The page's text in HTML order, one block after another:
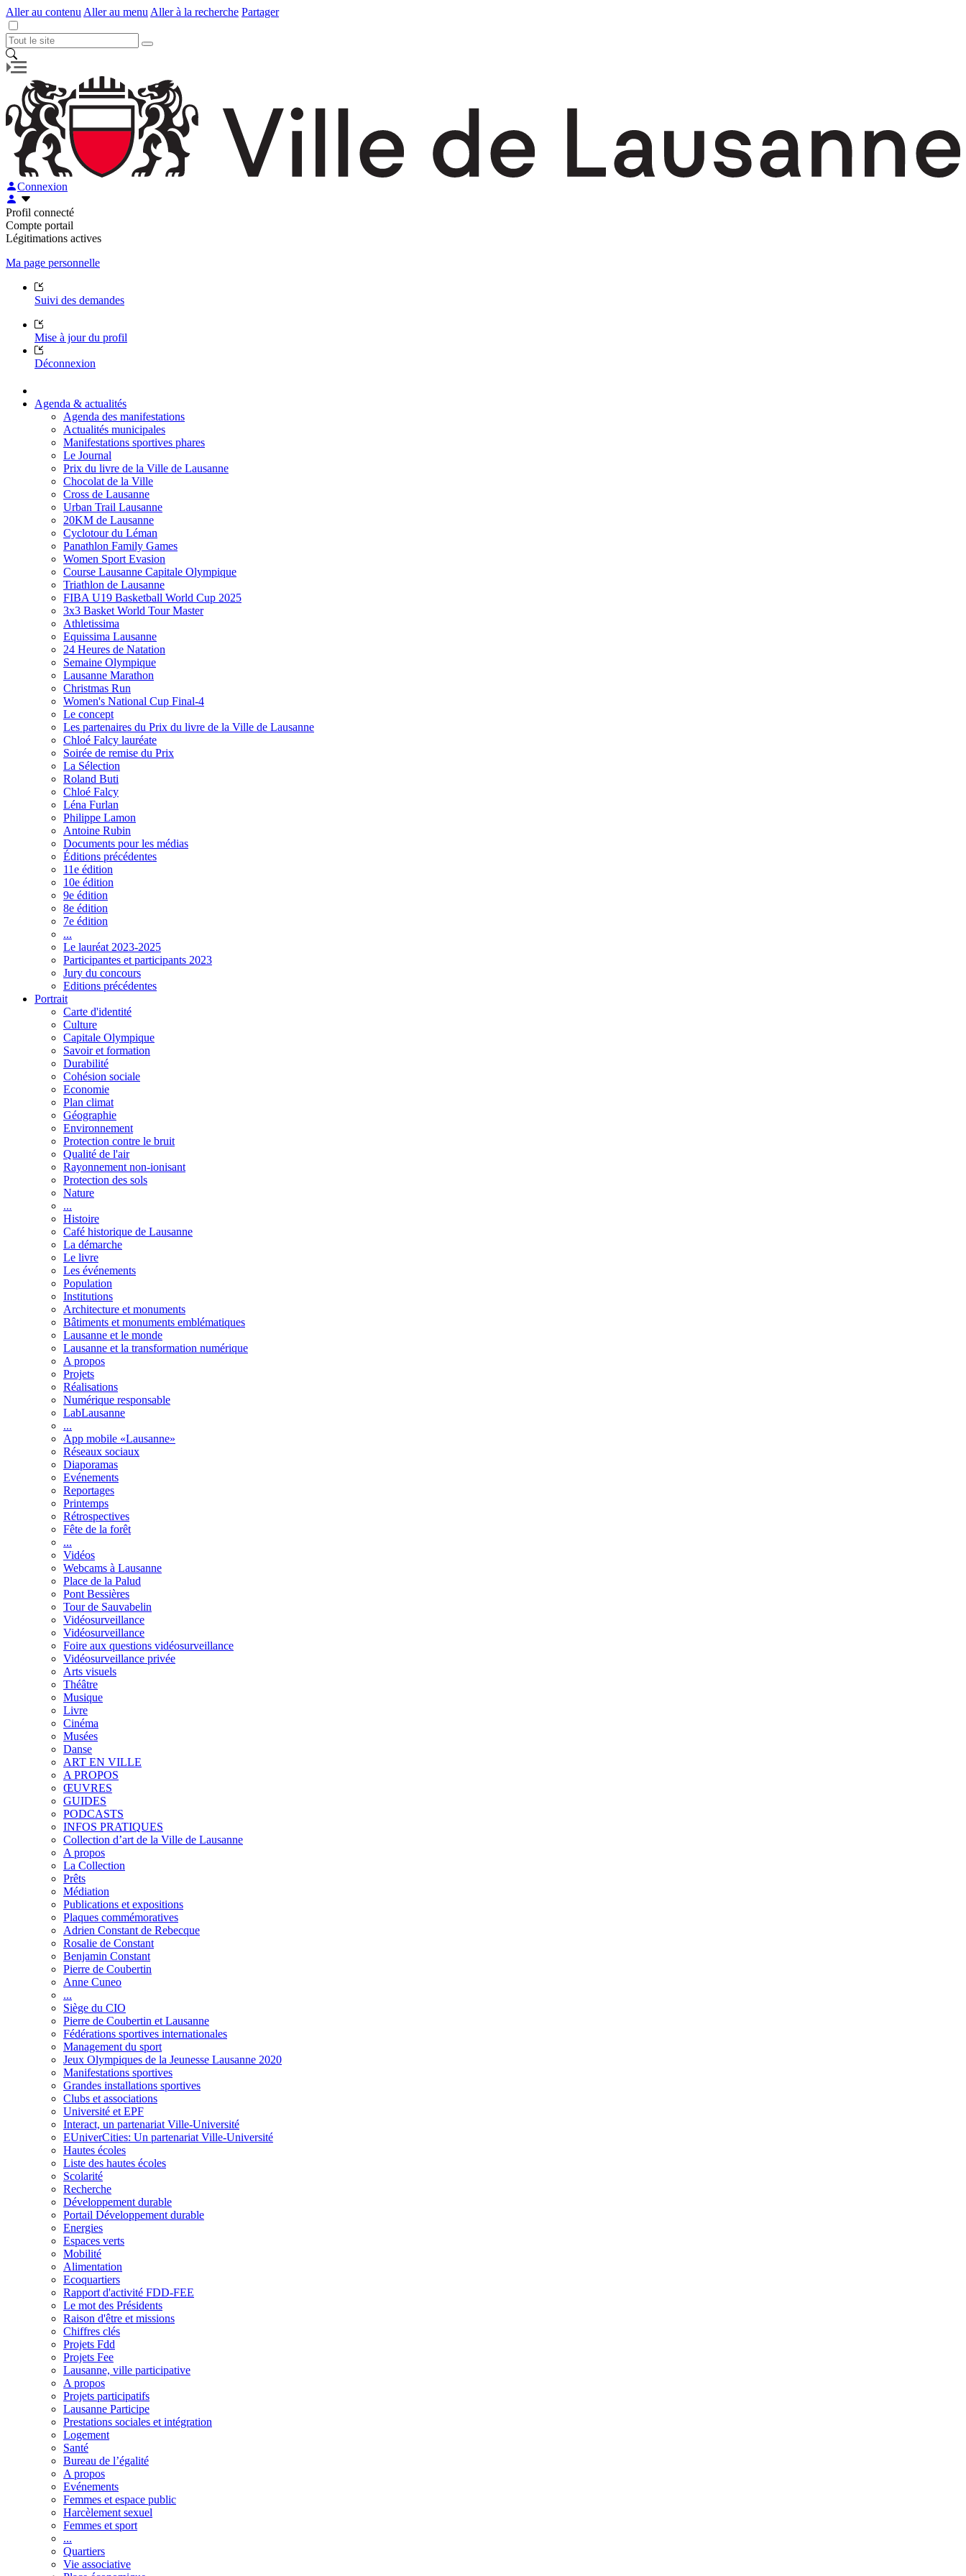
Aller au contenu Aller au menu Aller à la recherche Partager
Connexion
Profil connecté
Compte portail
Légitimations actives
Ma page personnelle
Suivi des demandes
Mise à jour du profil
Déconnexion
Agenda & actualités
Agenda des manifestations
Actualités municipales
Manifestations sportives phares
Le Journal
Prix du livre de la Ville de Lausanne
Chocolat de la Ville
Cross de Lausanne
Urban Trail Lausanne
20KM de Lausanne
Cyclotour du Léman
Panathlon Family Games
Women Sport Evasion
Course Lausanne Capitale Olympique
Triathlon de Lausanne
FIBA U19 Basketball World Cup 2025
3x3 Basket World Tour Master
Athletissima
Equissima Lausanne
24 Heures de Natation
Semaine Olympique
Lausanne Marathon
Christmas Run
Women's National Cup Final-4
Le concept
Les partenaires du Prix du livre de la Ville de Lausanne
Chloé Falcy lauréate
Soirée de remise du Prix
La Sélection
Roland Buti
Chloé Falcy
Léna Furlan
Philippe Lamon
Antoine Rubin
Documents pour les médias
Éditions précédentes
11e édition
10e édition
9e édition
8e édition
7e édition
...
Le lauréat 2023-2025
Participantes et participants 2023
Jury du concours
Editions précédentes
Portrait
Carte d'identité
Culture
Capitale Olympique
Savoir et formation
Durabilité
Cohésion sociale
Economie
Plan climat
Géographie
Environnement
Protection contre le bruit
Qualité de l'air
Rayonnement non-ionisant
Protection des sols
Nature
...
Histoire
Café historique de Lausanne
La démarche
Le livre
Les événements
Population
Institutions
Architecture et monuments
Bâtiments et monuments emblématiques
Lausanne et le monde
Lausanne et la transformation numérique
A propos
Projets
Réalisations
Numérique responsable
LabLausanne
...
App mobile «Lausanne»
Réseaux sociaux
Diaporamas
Evénements
Reportages
Printemps
Rétrospectives
Fête de la forêt
...
Vidéos
Webcams à Lausanne
Place de la Palud
Pont Bessières
Tour de Sauvabelin
Vidéosurveillance
Vidéosurveillance
Foire aux questions vidéosurveillance
Vidéosurveillance privée
Arts visuels
Théâtre
Musique
Livre
Cinéma
Musées
Danse
ART EN VILLE
A PROPOS
ŒUVRES
GUIDES
PODCASTS
INFOS PRATIQUES
Collection d’art de la Ville de Lausanne
A propos
La Collection
Prêts
Médiation
Publications et expositions
Plaques commémoratives
Adrien Constant de Rebecque
Rosalie de Constant
Benjamin Constant
Pierre de Coubertin
Anne Cuneo
...
Siège du CIO
Pierre de Coubertin et Lausanne
Fédérations sportives internationales
Management du sport
Jeux Olympiques de la Jeunesse Lausanne 2020
Manifestations sportives
Grandes installations sportives
Clubs et associations
Université et EPF
Interact, un partenariat Ville-Université
EUniverCities: Un partenariat Ville-Université
Hautes écoles
Liste des hautes écoles
Scolarité
Recherche
Développement durable
Portail Développement durable
Energies
Espaces verts
Mobilité
Alimentation
Ecoquartiers
Rapport d'activité FDD-FEE
Le mot des Présidents
Raison d'être et missions
Chiffres clés
Projets Fdd
Projets Fee
Lausanne, ville participative
A propos
Projets participatifs
Lausanne Participe
Prestations sociales et intégration
Logement
Santé
Bureau de l’égalité
A propos
Evénements
Femmes et espace public
Harcèlement sexuel
Femmes et sport
...
Quartiers
Vie associative